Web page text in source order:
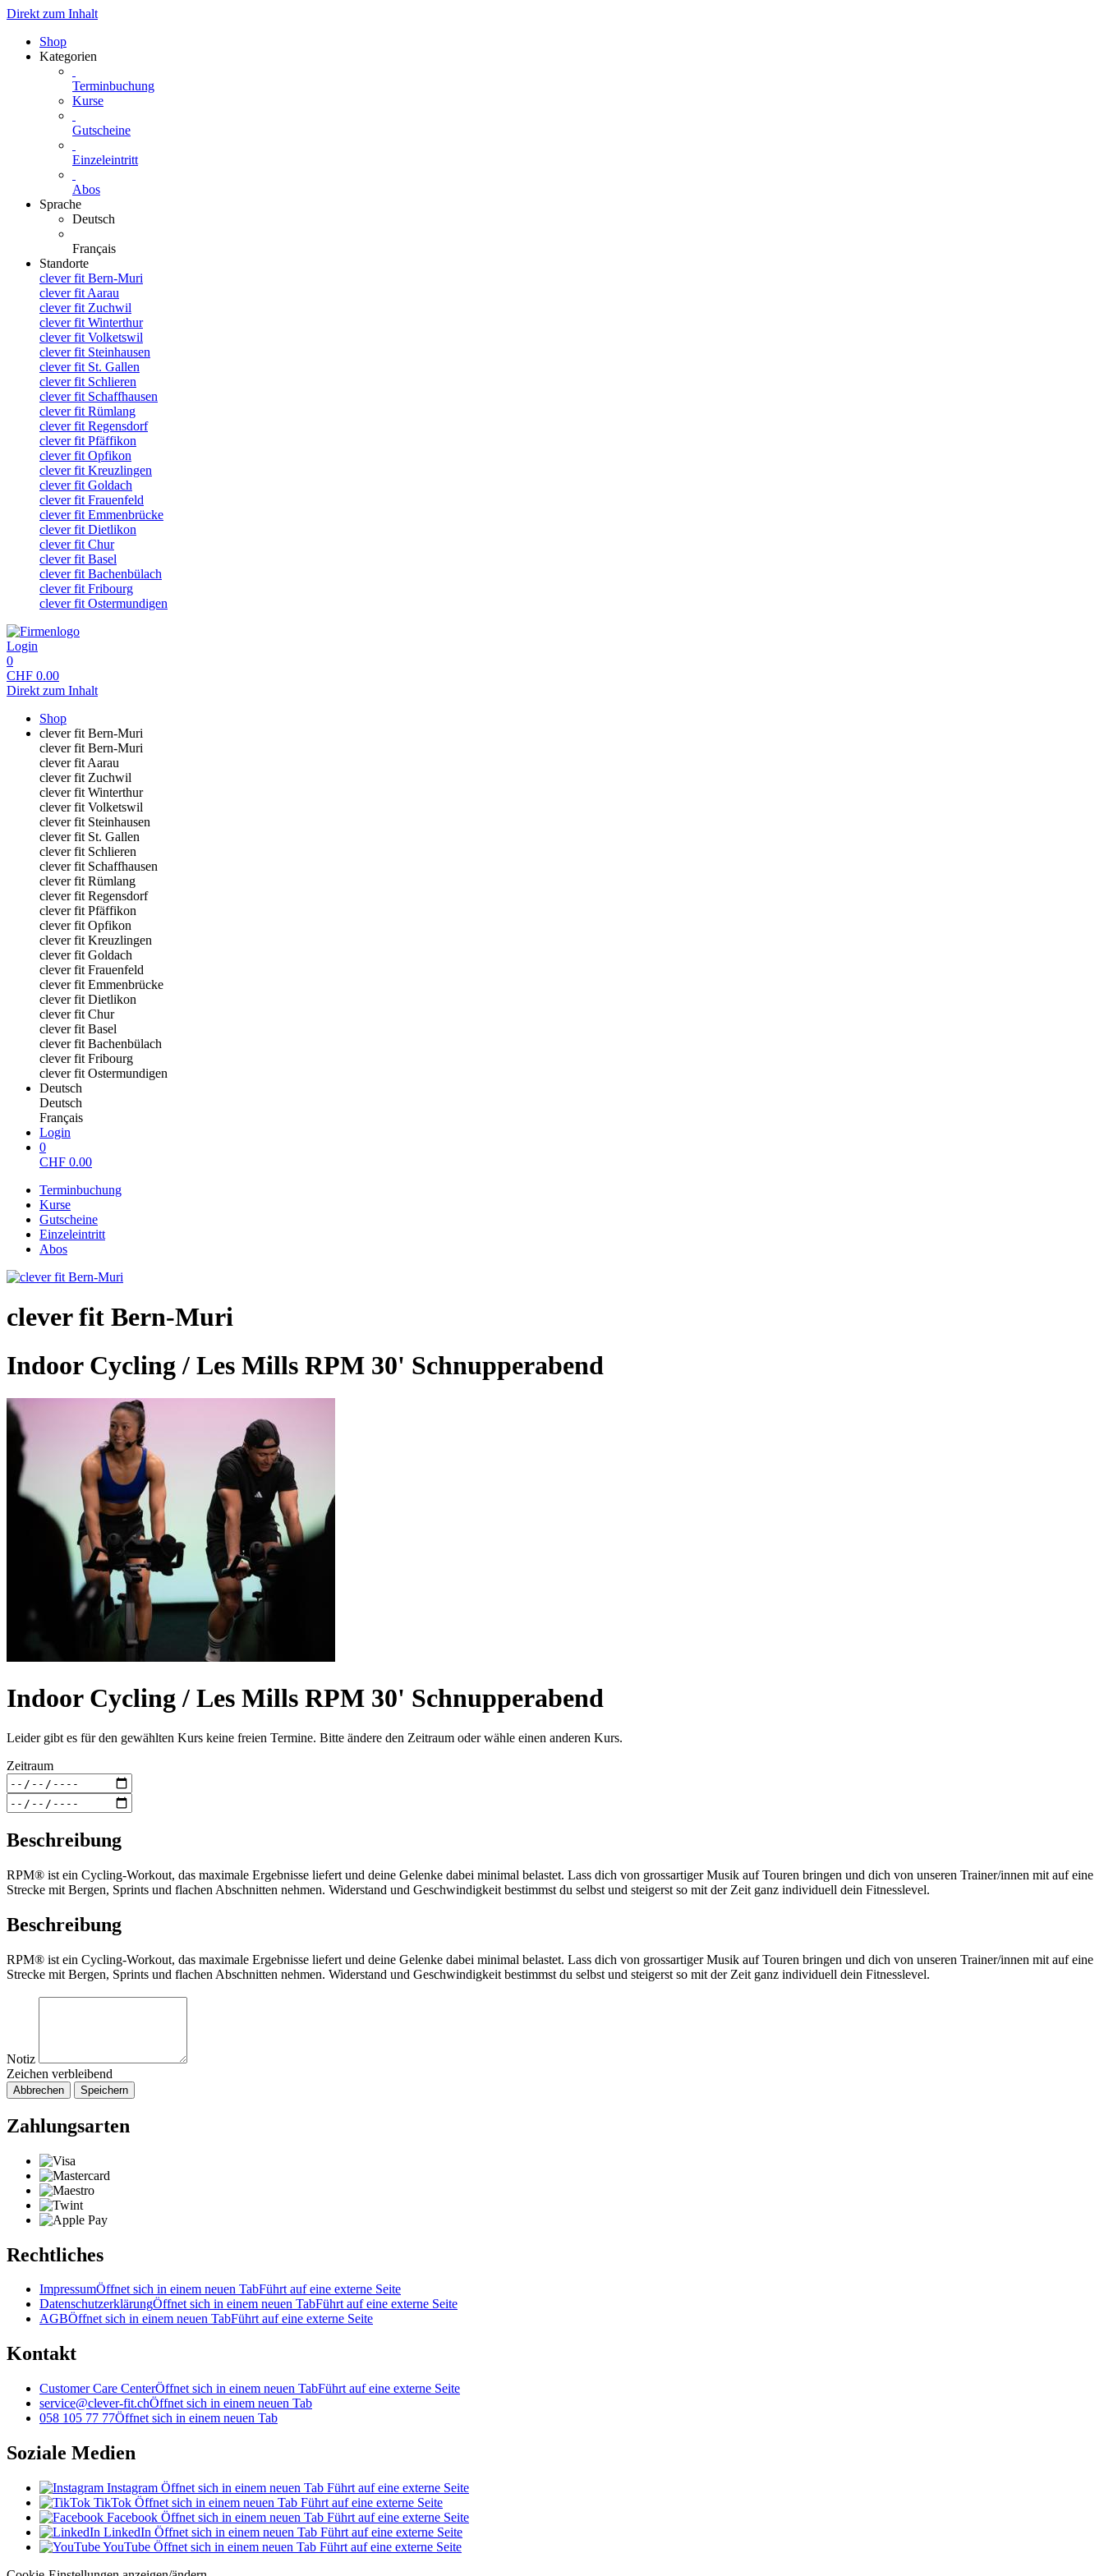
Direkt zum Inhalt
Shop
Kategorien
Terminbuchung
Kurse
Gutscheine
Einzeleintritt
Abos
Sprache
Deutsch
Français
Standorte
clever fit Bern-Muri
clever fit Aarau
clever fit Zuchwil
clever fit Winterthur
clever fit Volketswil
clever fit Steinhausen
clever fit St. Gallen
clever fit Schlieren
clever fit Schaffhausen
clever fit Rümlang
clever fit Regensdorf
clever fit Pfäffikon
clever fit Opfikon
clever fit Kreuzlingen
clever fit Goldach
clever fit Frauenfeld
clever fit Emmenbrücke
clever fit Dietlikon
clever fit Chur
clever fit Basel
clever fit Bachenbülach
clever fit Fribourg
clever fit Ostermundigen
Login
0
CHF 0.00
Direkt zum Inhalt
Shop
clever fit Bern-Muri
clever fit Bern-Muri
clever fit Aarau
clever fit Zuchwil
clever fit Winterthur
clever fit Volketswil
clever fit Steinhausen
clever fit St. Gallen
clever fit Schlieren
clever fit Schaffhausen
clever fit Rümlang
clever fit Regensdorf
clever fit Pfäffikon
clever fit Opfikon
clever fit Kreuzlingen
clever fit Goldach
clever fit Frauenfeld
clever fit Emmenbrücke
clever fit Dietlikon
clever fit Chur
clever fit Basel
clever fit Bachenbülach
clever fit Fribourg
clever fit Ostermundigen
Deutsch
Deutsch
Français
Login
0
CHF 0.00
Terminbuchung
Kurse
Gutscheine
Einzeleintritt
Abos
clever fit Bern-Muri
Indoor Cycling / Les Mills RPM 30' Schnupperabend
Indoor Cycling / Les Mills RPM 30' Schnupperabend
Leider gibt es für den gewählten Kurs keine freien Termine. Bitte ändere den Zeitraum oder wähle einen anderen Kurs.
Zeitraum
Beschreibung
RPM® ist ein Cycling-Workout, das maximale Ergebnisse liefert und deine Gelenke dabei minimal belastet. Lass dich von grossartiger Musik auf Touren bringen und dich von unseren Trainer/innen mit auf eine
Strecke mit Bergen, Sprints und flachen Abschnitten nehmen. Widerstand und Geschwindigkeit bestimmst du selbst und steigerst so mit der Zeit ganz individuell dein Fitnesslevel.
Beschreibung
RPM® ist ein Cycling-Workout, das maximale Ergebnisse liefert und deine Gelenke dabei minimal belastet. Lass dich von grossartiger Musik auf Touren bringen und dich von unseren Trainer/innen mit auf eine
Strecke mit Bergen, Sprints und flachen Abschnitten nehmen. Widerstand und Geschwindigkeit bestimmst du selbst und steigerst so mit der Zeit ganz individuell dein Fitnesslevel.
Notiz
Zeichen verbleibend
Abbrechen Speichern
Zahlungsarten
Rechtliches
ImpressumÖffnet sich in einem neuen TabFührt auf eine externe Seite
DatenschutzerklärungÖffnet sich in einem neuen TabFührt auf eine externe Seite
AGBÖffnet sich in einem neuen TabFührt auf eine externe Seite
Kontakt
Customer Care CenterÖffnet sich in einem neuen TabFührt auf eine externe Seite
service@clever-fit.chÖffnet sich in einem neuen Tab
058 105 77 77Öffnet sich in einem neuen Tab
Soziale Medien
Instagram Öffnet sich in einem neuen Tab Führt auf eine externe Seite
TikTok Öffnet sich in einem neuen Tab Führt auf eine externe Seite
Facebook Öffnet sich in einem neuen Tab Führt auf eine externe Seite
LinkedIn Öffnet sich in einem neuen Tab Führt auf eine externe Seite
YouTube Öffnet sich in einem neuen Tab Führt auf eine externe Seite